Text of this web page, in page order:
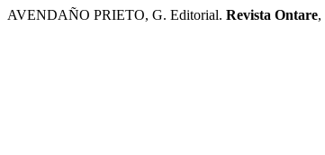
AVENDAÑO PRIETO, G. Editorial. Revista Ontare,